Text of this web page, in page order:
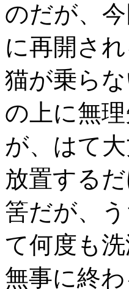
のだが、
に再開され
猫が乗ら
の上に無
が、はて
放置する
筈だが、
て何度も
無事に終